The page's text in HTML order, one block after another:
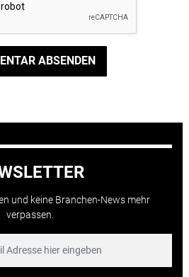
ABSENDEN
und keine Branchen-News mehr
verpassen.